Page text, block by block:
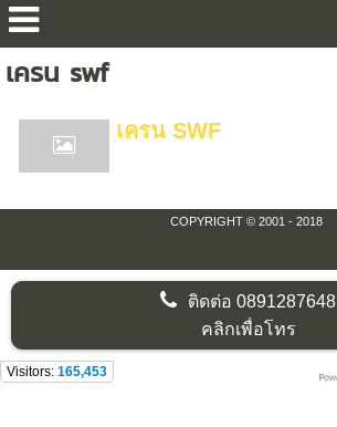
เครน swf
เครน SWF
COPYRIGHT © 2001 - 2018
ติดต่อ0891287648
คลิกเพื่อโทร
Visitors: 165,453